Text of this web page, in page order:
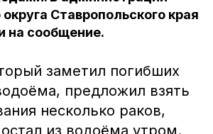
округа Ставропольского края
на сообщение.
заметил погибших
предложил взять
несколько раков,
из водоёма утром.